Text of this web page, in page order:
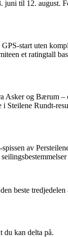
juni til 12. august.
start uten
et ratingtall
Asker og Bærum
Steilene Rundt-
av
beste
du kan delta på.